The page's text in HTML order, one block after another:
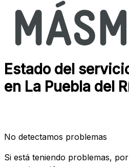
Estado del
en La Puebla del
No detectamos problemas
Si está teniendo problemas,